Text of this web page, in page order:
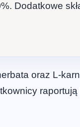
Dodatkowe
oraz L-
raportują